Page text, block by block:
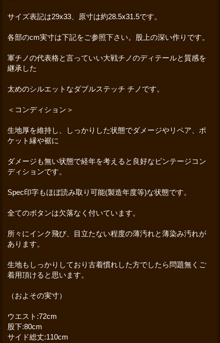
サイズ表記は29x33、原寸は約28.5x31.5です。
各部のcm実寸は下記をご参照下さい。股上の深い作りです。
軍チノの代表格と言っていい大戦チノのディテールと質感を
継承した
太めのシルエットなダブルステッチ チノです。
＜コンディション＞
生地厚を維持し、しっかりした状態でダメージやリペア、ポ
ケット縁や裾に
ダメージも無い状態で経年を考えると良好なビンテージコン
ディションです。
Spec印字もほぼ読み取り可能(製造年度等)な状態です。
全てのボタンは欠落なく付いています。
所々にインク飛び、目立たない程度の薄汚れと薄染み汚れが
あります。
生地もしっかりしており古着慣れした方でしたら問題無くご
着用頂けると思います。
（およその実寸）
ウエスト:72cm
股下:80cm
サイド総丈:110cm